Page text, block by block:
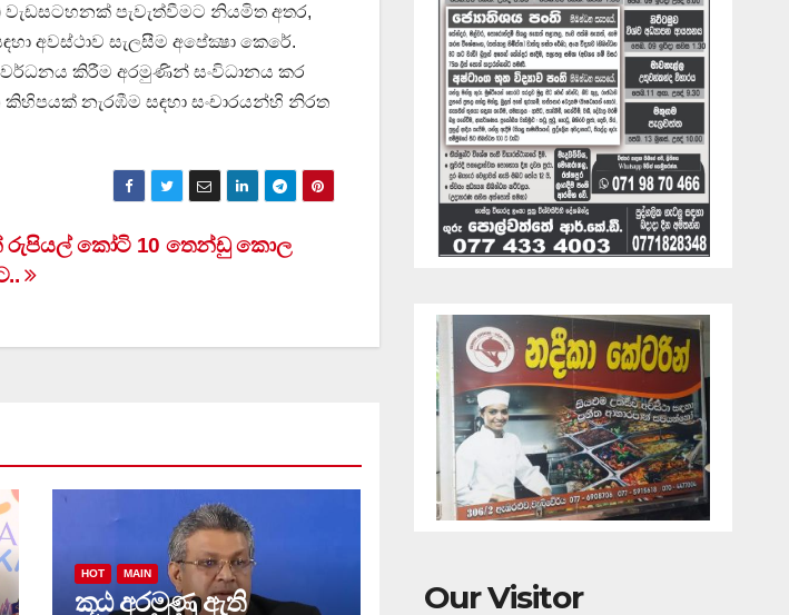
වැඩසටහනක් පැවැත්වීමට නියමිත අතර,
අවස්ථාව සැලසීම අපේක්‍ෂා කෙරේ.
වර්ධනය කිරීම අරමුණින් සංවිධානය කර
නැරඹීම සඳහා සංචාරයන්හි නිරත
රුපියල් කෝටි 10 තෙන්ඩු කොල
HOT MAIN
කූඨ අරමුණු ඇති
Our Visitor